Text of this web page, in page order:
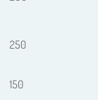
250
150